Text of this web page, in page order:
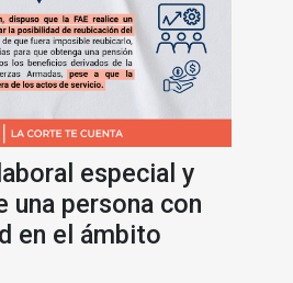
especial y
una persona con
en el ámbito